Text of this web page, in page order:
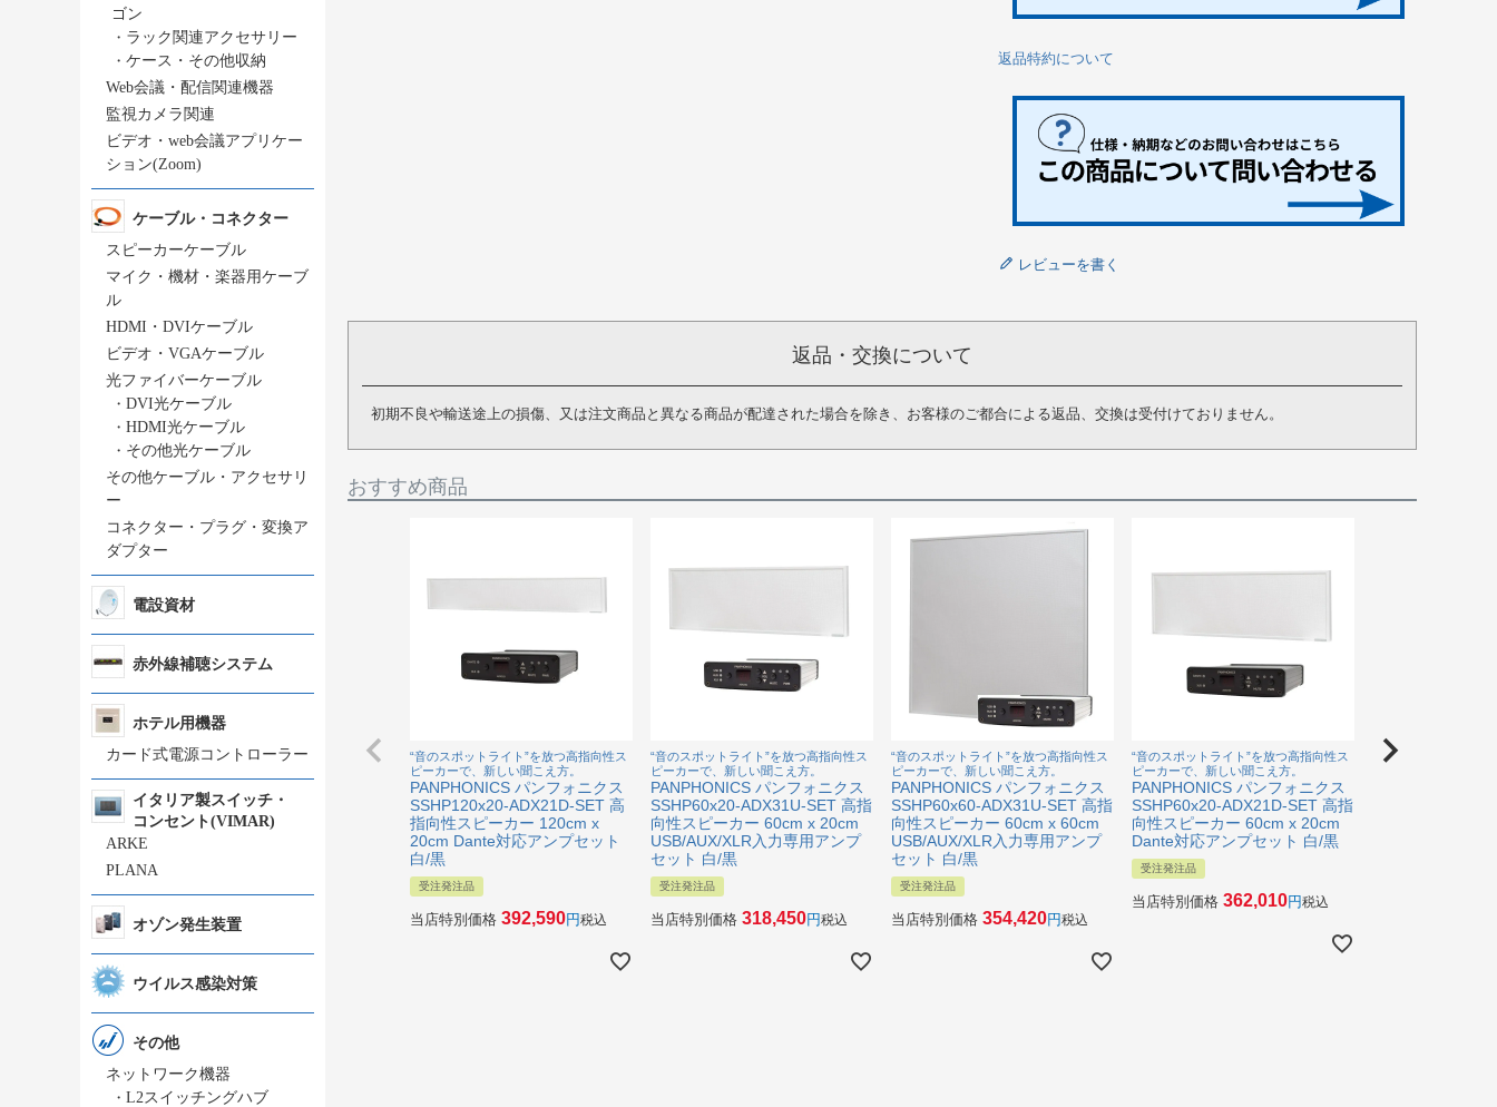
ゴン
・ ラック関連アクセサリー
・ ケース・その他収納
Web会議・配信関連機器
監視カメラ関連
ビデオ・web会議アプリケー
ション(Zoom)
ケーブル・コネクター
スピーカーケーブル
マイク・機材・楽器用ケーブ
ル
HDMI・DVIケーブル
ビデオ・VGAケーブル
光ファイバーケーブル
・ DVI光ケーブル
・ HDMI光ケーブル
・ その他光ケーブル
その他ケーブル・アクセサリ
ー
コネクター・プラグ・変換ア
ダプター
電設資材
赤外線補聴システム
ホテル用機器
カード式電源コントローラー
イタリア製スイッチ・
コンセント(VIMAR)
ARKE
PLANA
オゾン発生装置
ウイルス感染対策
その他
ネットワーク機器
・ L2スイッチングハブ
返品特約について
レビューを書く
返品・交換について
初期不良や輸送途上の損傷、又は注文商品と異なる商品が配達された場合を除き、お客様のご都合による返品、交換は受付けておりません。
おすすめ商品
“音のスポットライト”を放つ高指向性ス
ピーカーで、新しい聞こえ方。
PANPHONICS パンフォニクス
SSHP120x20-ADX21D-SET 高
指向性スピーカー 120cm x
20cm Dante対応アンプセット
白/黒
受注発注品
当店特別価格 392,590 税込
“音のスポットライト”を放つ高指向性ス
ピーカーで、新しい聞こえ方。
PANPHONICS パンフォニクス
SSHP60x20-ADX31U-SET 高指
向性スピーカー 60cm x 20cm
USB/AUX/XLR入力専用アンプ
セット 白/黒
受注発注品
当店特別価格 318,450 税込
“音のスポットライト”を放つ高指向性ス
ピーカーで、新しい聞こえ方。
PANPHONICS パンフォニクス
SSHP60x60-ADX31U-SET 高指
向性スピーカー 60cm x 60cm
USB/AUX/XLR入力専用アンプ
セット 白/黒
受注発注品
当店特別価格 354,420 税込
“音のスポットライト”を放つ高指向性ス
ピーカーで、新しい聞こえ方。
PANPHONICS パンフォニクス
SSHP60x20-ADX21D-SET 高指
向性スピーカー 60cm x 20cm
Dante対応アンプセット 白/黒
受注発注品
当店特別価格 362,010 税込
“音のスポットライト